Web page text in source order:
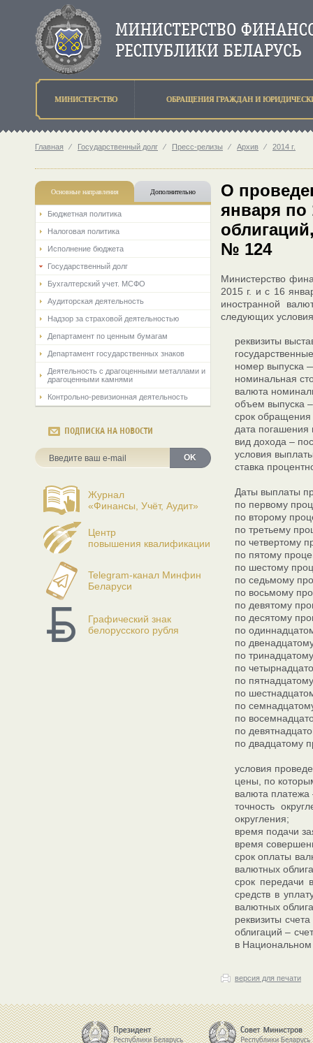
МИНИСТЕРСТВО ОБРАЩЕНИЯ ГРАЖДАН И
Главная ⁄ Государственный долг ⁄ Пресс-релизы ⁄ Архив ⁄ 2014 г.
Основные направления Дополнительно
Бюджетная политика
Налоговая политика
Исполнение бюджета
Государственный долг
Бухгалтерский учет. МСФО
Аудиторская деятельность
Надзор за страховой деятельностью
Департамент по ценным бумагам
Департамент государственных знаков
Деятельность с драгоценными металлами и
драгоценными камнями
Контрольно-ревизионная деятельность
ПОДПИСКА НА НОВОСТИ
OK
Журнал
«Финансы, Учёт, Аудит»
Центр
повышения квалификации
Telegram-канал Минфин
Беларуси
Графический знак
белорусского рубля
O
января по
№ 124
Министерство
2015 г. и с 16
иностранной
следующих
реквизиты
номер выпуска
номинальная
валюта
объем выпуска
срок
дата погашения
вид дохода –
условия
ставка
Даты выплаты
по первому
по второму
по третьему
по четвертому
по пятому
по шестому
по седьмому
по восьмому
по девятому
по десятому
по
по
по
по
по
по
по
по
по
по двадцатому
условия
цены, по
валюта
точность
округления;
время подачи
время
срок оплаты
валютных
срок передачи
средств в
валютных
реквизиты
облигаций –
в Национальном
версия для печати